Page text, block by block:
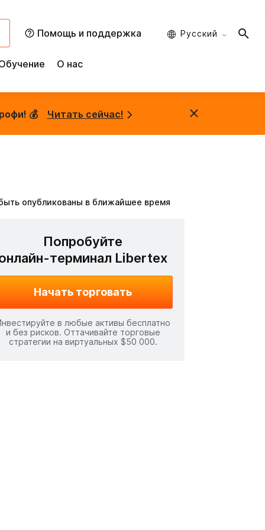
Помощь и поддержка Русский
О нас
💰 Читать сейчас!
опубликованы в ближайшее время
Попробуйте
терминал Libertex
Начать торговать
в любые активы бесплатно
и без рисков. Оттачивайте торговые
стратегии на виртуальных $50 000.